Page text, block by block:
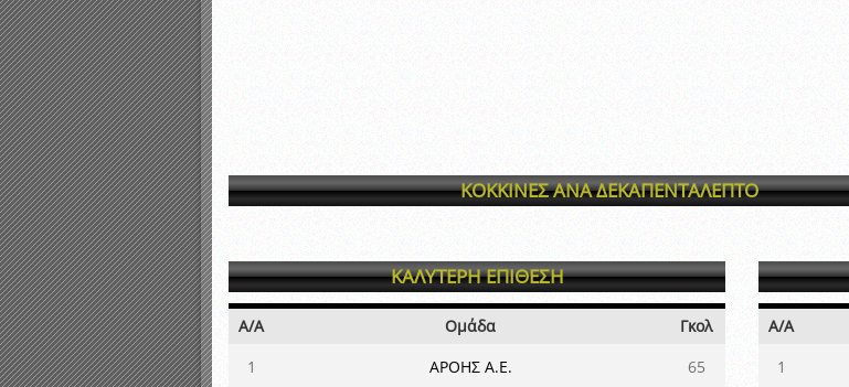
ΚΟΚΚΙΝΕΣ ΑΝΑ ΔΕΚΑΠΕΝΤΑΛΕΠΤΟ
ΚΑΛΥΤΕΡΗ ΕΠΙΘΕΣΗ
Α/Α Ομάδα
Γκολ
1
ΑΡΟΗΣ Α.Ε. 65
Α/Α
1